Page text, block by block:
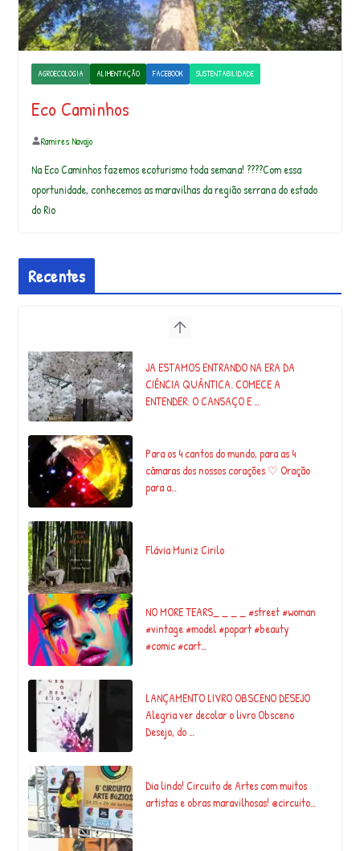
AGROECOLOGIA ALIMENTAÇÃO FACEBOOK SUSTENTABILIDADE
Eco Caminhos
Ramires Navajo
Na Eco Caminhos fazemos ecoturismo toda semana! ????Com essa
oportunidade, conhecemos as maravilhas da região serrana do estado
do Rio
Recentes
JA ESTAMOS ENTRANDO NA ERA DA
CIÊNCIA QUÂNTICA. COMECE A
ENTENDER: O CANSAÇO E …
Para os 4 cantos do mundo, para as 4
câmaras dos nossos corações ♡ Oração
para a…
Flávia Muniz Cirilo
NO MORE TEARS_ _ _ _ #street #woman
#vintage #model #popart #beauty
#comic #cart…
LANÇAMENTO LIVRO OBSCENO DESEJO
Alegria ver decolar o livro Obsceno
Desejo, do …
Dia lindo! Circuito de Artes com muitos
artistas e obras maravilhosas! @circuito…